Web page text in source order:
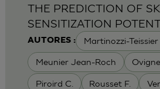
AUTORES : Martinozzi-Teissier
Meunier Jean-Roch
Piroird C. Rousset F.
THE PREDICTION OF
SENSITIZATION